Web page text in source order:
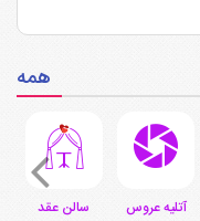
همه
آتلیه عروس سالن عقد